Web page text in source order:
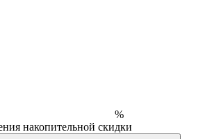
%
накопительной скидки